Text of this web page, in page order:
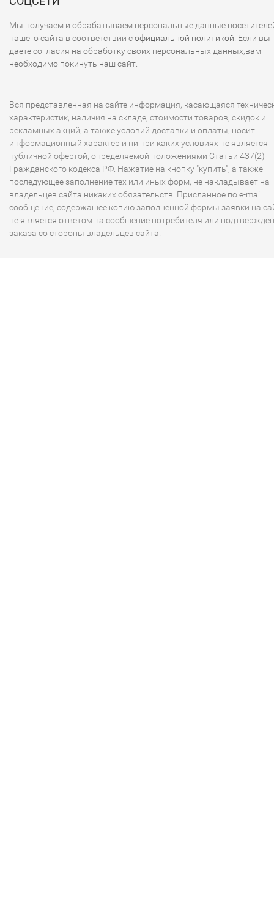
Мы получаем и обрабатываем персональные данные
нашего сайта в соответствии софициальной политикой . Если вы
даете согласия на обработку своих персональных данных,вам
необходимо покинуть наш сайт.
Вся представленная на сайте информация, касающаяся
характеристик, наличия на складе, стоимости товаров, скидок и
рекламных акций, а также условий доставки и оплаты, носит
информационный характер и ни при каких условиях не является
публичной офертой, определяемой положениями Статьи 437(2)
Гражданского кодекса РФ. Нажатие на кнопку "купить", а также
последующее заполнение тех или иных форм, не накладывает на
владельцев сайта никаких обязательств. Присланное по e-mail
сообщение, содержащее копию заполненной формы заявки на
не является ответом на сообщение потребителя или
заказа со стороны владельцев сайта.